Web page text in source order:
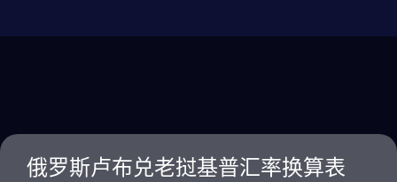
俄罗斯卢布兑老挝基普汇率换算表